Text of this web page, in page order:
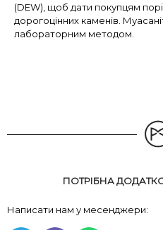
(DEW), щоб дати покупцям
дорогоцінних каменів.
лабораторним методом.
ПОТРІБНА
Написати нам у месенджери: